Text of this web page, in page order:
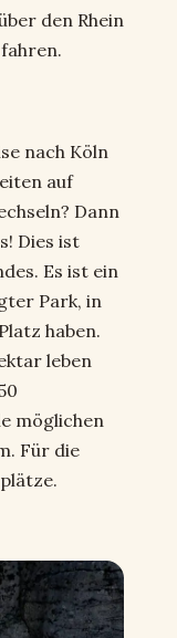
den Rhein
nach Köln
auf
Dann
Dies ist
Es ist ein
Park, in
haben.
leben
möglichen
Für die